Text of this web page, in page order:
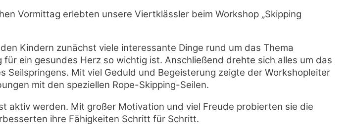
Vormittag erlebten unsere Viertklässler beim Workshop „Skipping
Kindern zunächst viele interessante Dinge rund um das Thema
ein gesundes Herz so wichtig ist. Anschließend drehte sich alles um das
Seilspringens. Mit viel Geduld und Begeisterung zeigte der Workshopleiter
mit den speziellen Rope-Skipping-Seilen.
aktiv werden. Mit großer Motivation und viel Freude probierten sie die
ihre Fähigkeiten Schritt für Schritt.